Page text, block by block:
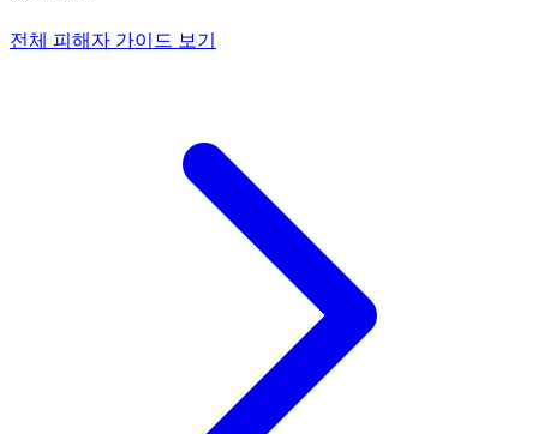
전체 피해자 가이드 보기